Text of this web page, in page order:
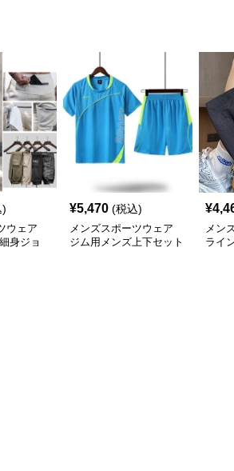
)
ウェア
身ジョ
¥5,470 (税込)
メンズスポーツウェア
ジム用メンズ上下セット
¥
メン
ライ